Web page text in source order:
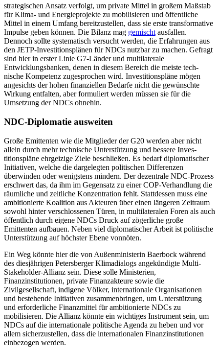
strategischen Ansatz verfolgt, um private Mittel in großem Maßstab
für Klima- und Energieprojekte zu mobilisieren und öffentliche
Mittel in einem Umfang bereitzustellen, dass sie erste transforma­tive
Impulse geben kön­nen. Die Bilanz mag gemischt ausfallen.
Dennoch sollte systematisch versucht werden, die Erfahrungen aus
den JETP-Investitionsplänen für NDCs nutzbar zu machen. Gefragt
sind hier in erster Linie G7-Länder und multilaterale
Entwicklungsbanken, denen in diesem Bereich die meiste tech­
nische Kompetenz zugesprochen wird. Investitionspläne mögen
angesichts der hohen finanziellen Bedarfe nicht die ge­wünschte
Wirkung entfalten, aber formu­liert werden müssen sie für die
Umsetzung der NDCs ohnehin.
NDC-Diplomatie ausweiten
Große Emittenten wie die Mitglieder der G20 werden aber nicht
allein durch mehr technische Unterstützung und bessere Inves­
titionspläne ehrgeizige Ziele beschließen. Es bedarf diplomatischer
Initiativen, welche die dargelegten politischen Differen­zen
überwinden oder wenigstens mindern. Der dezentrale NDC-Prozess
erschwert das, da ihm im Gegensatz zu einer COP-Ver­handlung die
räumliche und zeitliche Konzentration fehlt. Stattdessen muss eine
ambitionierte Koalition aus Akteuren über einen längeren Zeitraum
sowohl hinter verschlossenen Türen, in multilateralen Foren als auch
öffentlich durch eigene NDCs Druck auf zögerliche große
Emittenten aufbauen. Neben viel diplomatischer Arbeit ist politische
Unterstützung auf höchster Ebene vonnöten.
Ein Weg könnte hier die von Außen­ministerin Baerbock während
des diesjährigen Petersberger Klimadialogs angekündigte Multi-
Stakeholder-Allianz sein. Diese solle Ministerien,
Finanzinstitutionen, pri­vate Finanzakteure sowie die
Zivilgesellschaft, indigene Völker, internationale Organisationen
und bestehende Initiativen zusammenbringen, um Unterstützung
und erforderliche Finanzmittel für ambitionierte NDCs zu
mobilisieren. Die Allianz könn­te ein wichtiges Instrument sein, um
NDCs auf die internationale poli­tische Agenda zu heben und vor
allem sicher­zustellen, dass die internationalen Finanzinstitutionen
einbezogen werden.